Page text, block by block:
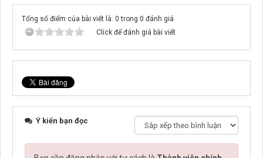
Tổng số điểm của bài viết là: 0 trong 0 đánh giá
Click để đánh giá bài viết
Ý kiến bạn đọc